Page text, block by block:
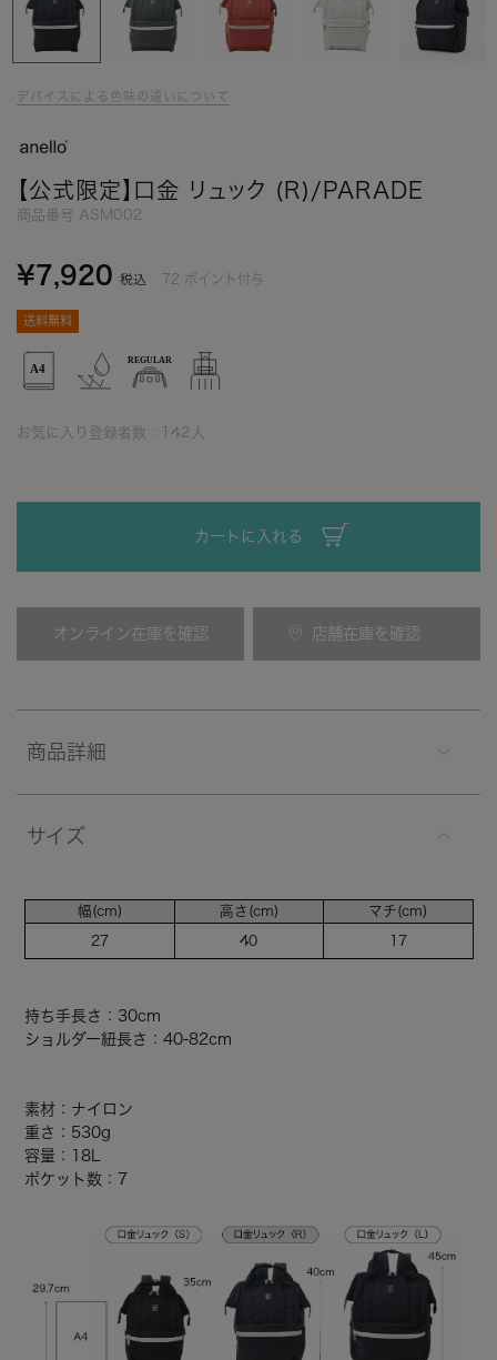
デバイスによる色味の違いについて
【公式限定】口金 リュック (R)/PARADE
商品番号 ASM002
¥7,920 税込 72 ポイント付与
送料無料
お気に入り登録者数： 142 人
カートに入れる
オンライン在庫を確認 店舗在庫を確認
商品詳細
サイズ
幅(cm)
27
高さ(cm)
40
マチ(cm)
17
持ち手長さ：30cm
ショルダー紐長さ：40-82cm
素材：ナイロン
重さ：530g
容量：18L
ポケット数：7